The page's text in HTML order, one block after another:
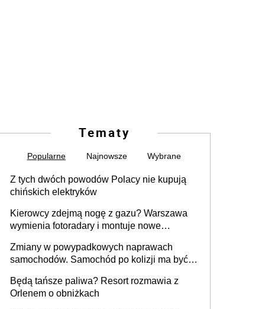
Tematy
Popularne Najnowsze Wybrane
Z tych dwóch powodów Polacy nie kupują
chińskich elektryków
Kierowcy zdejmą nogę z gazu? Warszawa
wymienia fotoradary i montuje nowe
Zmiany w powypadkowych naprawach
samochodów. Samochód po kolizji ma być
technologią producenta
Będą tańsze paliwa? Resort rozmawia z
Orlenem o obniżkach